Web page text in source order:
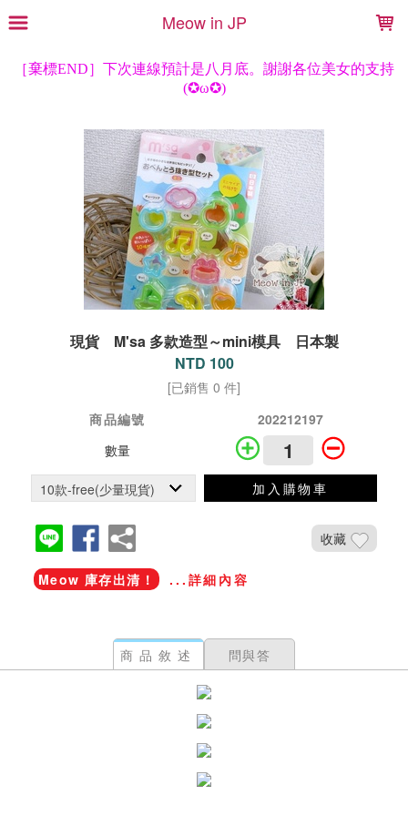
Meow in JP
現貨 M'sa 多款造型～mini模具 日本製
NTD 100
[已銷售 0 件]
商品編號
202212197
數量
加入購物車
收藏
Meow 庫存出清！ ...詳細內容
商品敘述 問與答